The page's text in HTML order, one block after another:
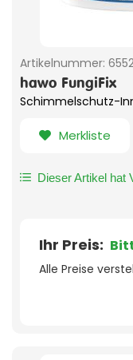
Artikelnummer:
hawo FungiFix
Schimmelschutz-
Merkliste
Dieser Artikel hat
Ihr Preis:
Alle Preise